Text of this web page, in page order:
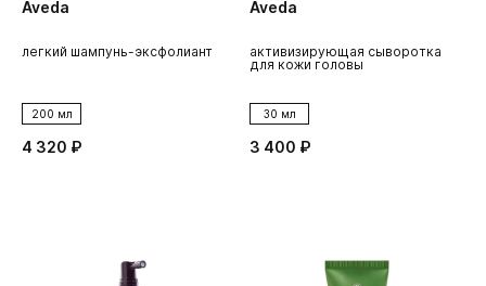
Aveda
легкий шампунь-эксфолиант
200 мл
4 320 ₽
Aveda
активизирующая сыворотка
для кожи головы
30 мл
3 400 ₽